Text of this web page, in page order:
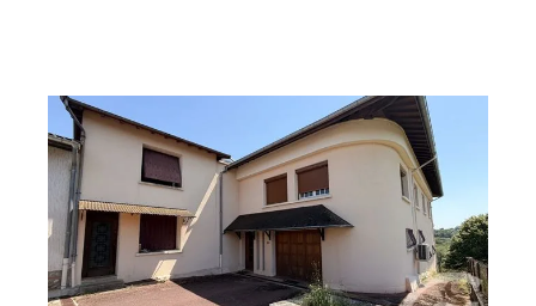
CHATILLON LA PALUD 01
127,43 m2, 5 pièces
Ref : 6098
Maison à vendre
263 000 €